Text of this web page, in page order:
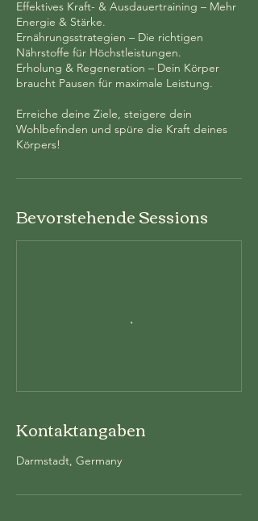
Effektives Kraft- & Ausdauertraining – Mehr
Energie & Stärke.
Ernährungsstrategien – Die richtigen
Nährstoffe für Höchstleistungen.
Erholung & Regeneration – Dein Körper
braucht Pausen für maximale Leistung.
Erreiche deine Ziele, steigere dein
Wohlbefinden und spüre die Kraft deines
Körpers!
Bevorstehende Sessions
Kontaktangaben
Darmstadt, Germany